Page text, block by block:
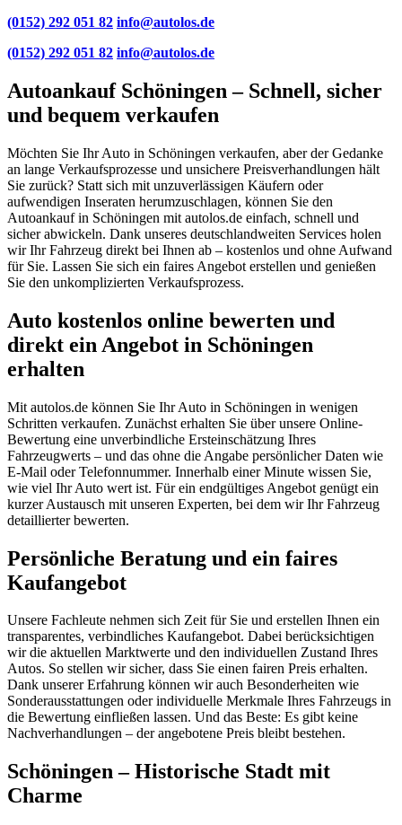
(0152) 292 051 82 info@autolos.de
(0152) 292 051 82 info@autolos.de
Autoankauf Schöningen – Schnell, sicher
und bequem verkaufen
Möchten Sie Ihr Auto in Schöningen verkaufen, aber der Gedanke
an lange Verkaufsprozesse und unsichere Preisverhandlungen hält
Sie zurück? Statt sich mit unzuverlässigen Käufern oder
aufwendigen Inseraten herumzuschlagen, können Sie den
Autoankauf in Schöningen mit autolos.de einfach, schnell und
sicher abwickeln. Dank unseres deutschlandweiten Services holen
wir Ihr Fahrzeug direkt bei Ihnen ab – kostenlos und ohne Aufwand
für Sie. Lassen Sie sich ein faires Angebot erstellen und genießen
Sie den unkomplizierten Verkaufsprozess.
Auto kostenlos online bewerten und
direkt ein Angebot in Schöningen
erhalten
Mit autolos.de können Sie Ihr Auto in Schöningen in wenigen
Schritten verkaufen. Zunächst erhalten Sie über unsere Online-
Bewertung eine unverbindliche Ersteinschätzung Ihres
Fahrzeugwerts – und das ohne die Angabe persönlicher Daten wie
E-Mail oder Telefonnummer. Innerhalb einer Minute wissen Sie,
wie viel Ihr Auto wert ist. Für ein endgültiges Angebot genügt ein
kurzer Austausch mit unseren Experten, bei dem wir Ihr Fahrzeug
detaillierter bewerten.
Persönliche Beratung und ein faires
Kaufangebot
Unsere Fachleute nehmen sich Zeit für Sie und erstellen Ihnen ein
transparentes, verbindliches Kaufangebot. Dabei berücksichtigen
wir die aktuellen Marktwerte und den individuellen Zustand Ihres
Autos. So stellen wir sicher, dass Sie einen fairen Preis erhalten.
Dank unserer Erfahrung können wir auch Besonderheiten wie
Sonderausstattungen oder individuelle Merkmale Ihres Fahrzeugs in
die Bewertung einfließen lassen. Und das Beste: Es gibt keine
Nachverhandlungen – der angebotene Preis bleibt bestehen.
Schöningen – Historische Stadt mit
Charme